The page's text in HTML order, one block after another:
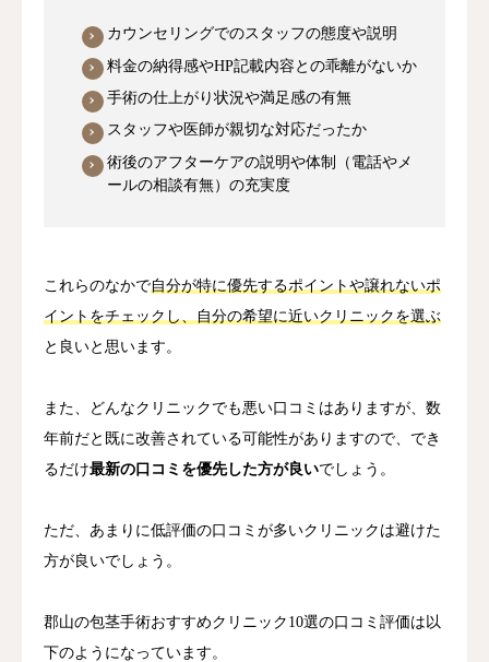
カウンセリングでのスタッフの態度や説明
料金の納得感やHP記載内容との乖離がないか
手術の仕上がり状況や満足感の有無
スタッフや医師が親切な対応だったか
術後のアフターケアの説明や体制（電話やメ
ールの相談有無）の充実度
これらのなかで自分が特に優先するポイントや譲れないポ
イントをチェックし、自分の希望に近いクリニックを選ぶ
と良いと思います。
また、どんなクリニックでも悪い口コミはありますが、数
年前だと既に改善されている可能性がありますので、でき
るだけ最新の口コミを優先した方が良いでしょう。
ただ、あまりに低評価の口コミが多いクリニックは避けた
方が良いでしょう。
郡山の包茎手術おすすめクリニック10選の口コミ評価は以
下のようになっています。